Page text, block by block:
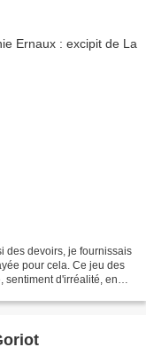
des devoirs, je fournissais
pour cela. Ce jeu des
d'irréalité, envie